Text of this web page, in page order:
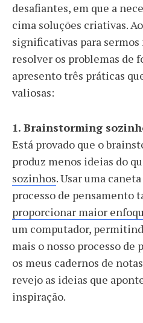
desafiantes, em que a
cima soluções criativas.
significativas para sermos
resolver os problemas de
apresento três práticas
valiosas:
1. Brainstorming
Está provado que o
produz menos ideias do
sozinhos. Usar uma
processo de pensamento
proporcionar maior
um computador,
mais o nosso processo de
os meus cadernos de
revejo as ideias que
inspiração.